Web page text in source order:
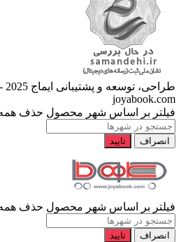
طراحی، توسعه و پشتیبانی ایماج 2025
joyabook.com
فیلتر بر اساس شهر محصول حذف
انصراف تایید
فیلتر بر اساس شهر محصول حذف
انصراف تایید